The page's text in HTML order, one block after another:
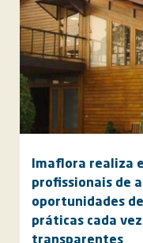
Imaflora realiza
profissionais de
oportunidades
práticas cada